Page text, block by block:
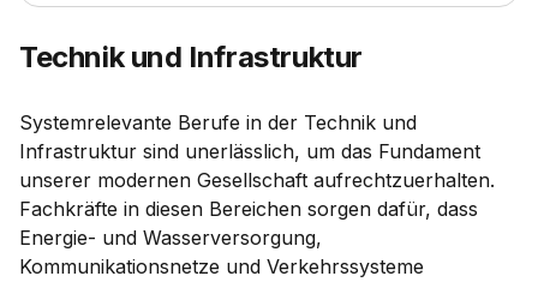
Technik und Infrastruktur
Systemrelevante Berufe in der Technik und
Infrastruktur sind unerlässlich, um das Fundament
unserer modernen Gesellschaft aufrechtzuerhalten.
Fachkräfte in diesen Bereichen sorgen dafür, dass
Energie- und Wasserversorgung,
Kommunikationsnetze und Verkehrssysteme